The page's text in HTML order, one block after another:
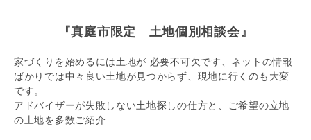
『真庭市限定 土地個別相談会』
家づくりを始めるには土地が 必要不可欠です、ネットの情報
ばかりでは中々良い土地が見つからず、現地に行くのも大変
です。
アドバイザーが失敗しない土地探しの仕方と、ご希望の立地
の土地を多数ご紹介